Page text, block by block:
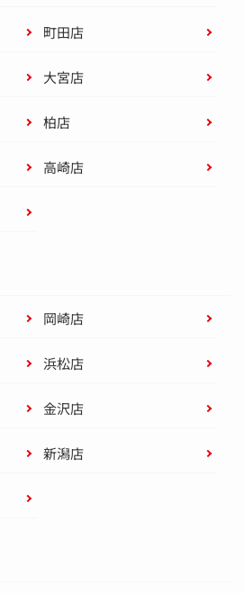
町田店
大宮店
柏店
高崎店
岡崎店
浜松店
金沢店
新潟店